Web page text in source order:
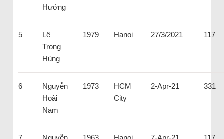
Hướng
5
Lê
Trọng
Hùng
1979 Hanoi 27/3/2021 117
6
Nguyễn
Hoài
Nam
1973
HCM
City
2-Apr-21 331
7 Nguyễn 1963 Hanoi 7-Apr-21 117